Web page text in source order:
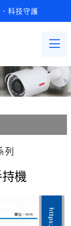
科技守護
列
機